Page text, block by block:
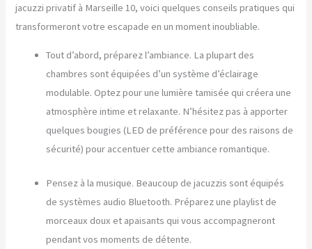
jacuzzi privatif à Marseille 10, voici quelques conseils pratiques qui
transformeront votre escapade en un moment inoubliable.
Tout d’abord, préparez l’ambiance. La plupart des
chambres sont équipées d’un système d’éclairage
modulable. Optez pour une lumière tamisée qui créera une
atmosphère intime et relaxante. N’hésitez pas à apporter
quelques bougies (LED de préférence pour des raisons de
sécurité) pour accentuer cette ambiance romantique.
Pensez à la musique. Beaucoup de jacuzzis sont équipés
de systèmes audio Bluetooth. Préparez une playlist de
morceaux doux et apaisants qui vous accompagneront
pendant vos moments de détente.